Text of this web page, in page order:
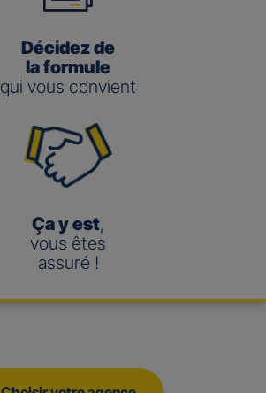
Décidez de
la formule
qui vous convient
Ça y est,
vous êtes
assuré !